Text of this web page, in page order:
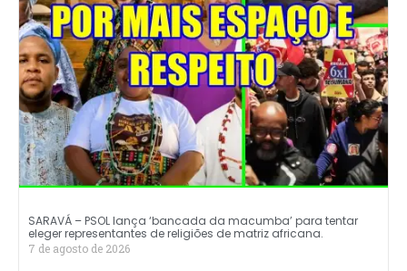
SARAVÁ – PSOL lança ‘bancada da macumba’ para tentar
eleger representantes de religiões de matriz africana.
7 de agosto de 2026